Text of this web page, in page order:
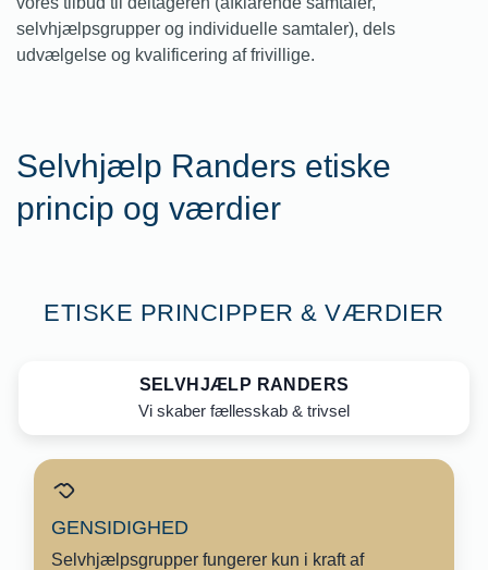
selvhjælpsgrupper og individuelle samtaler), dels
udvælgelse og kvalificering af frivillige.
Selvhjælp Randers etiske
princip og værdier
ETISKE PRINCIPPER & VÆRDIER
SELVHJÆLP RANDERS
Vi skaber fællesskab & trivsel
GENSIDIGHED
Selvhjælpsgrupper fungerer kun i kraft af